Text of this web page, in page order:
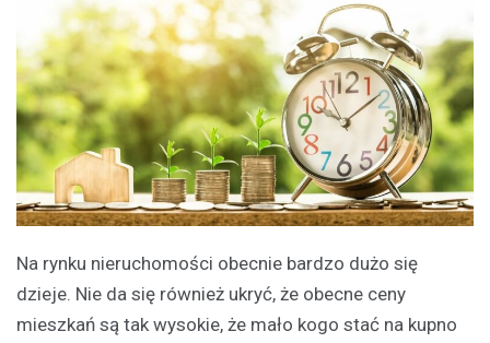
Na rynku nieruchomości obecnie bardzo dużo się
dzieje. Nie da się również ukryć, że obecne ceny
mieszkań są tak wysokie, że mało kogo stać na kupno